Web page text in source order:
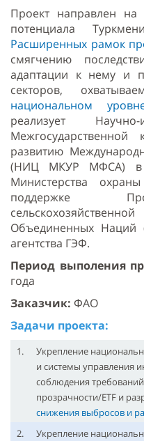
Проект направлен на
потенциала
Расширенных рамок
смягчению
адаптации к нему и
секторов,
национальном
реализует Научно-
Межгосударственной
развитию
(НИЦ МКУР МФСА) в
Министерства
поддержке
сельскохозяйственной
Объединенных Наций
агентства ГЭФ.
Период выполения
года
Заказчик: ФАО
Задачи проекта:
1.
Укрепление
и системы управления
соблюдения
прозрачности/ETF и
снижения выбросов и
2.
Укрепление